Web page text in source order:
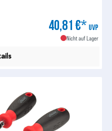
40,81 €* UVP
Nicht auf Lager